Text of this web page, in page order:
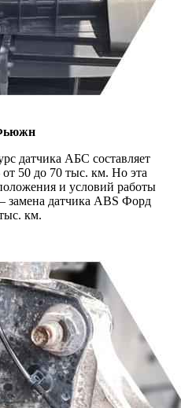
датчика АБС составляет
50 до 70 тыс. км. Но эта
и условий работы
замена датчика ABS Форд
км.